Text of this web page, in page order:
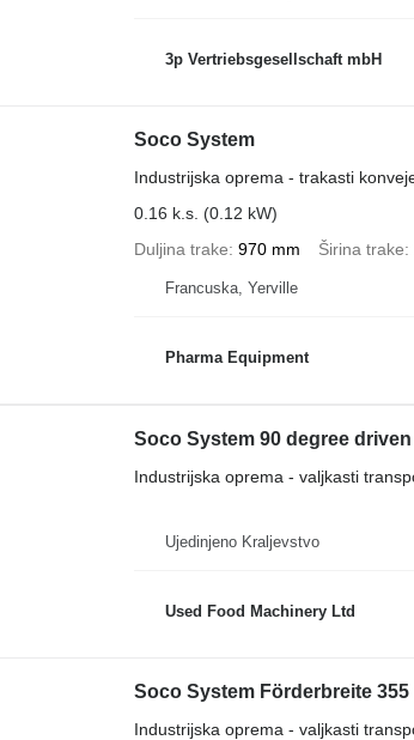
3p Vertriebsgesellschaft mbH
Soco System
Industrijska oprema - trakasti
0.16 k.s. (0.12 kW)
Duljina trake 970 mm Širina trake
Francuska, Yerville
Pharma Equipment
Soco System 90 degree
Industrijska oprema - valjkasti
Ujedinjeno Kraljevstvo
Used Food Machinery Ltd
Soco System Förderbreite 355
Industrijska oprema - valjkasti